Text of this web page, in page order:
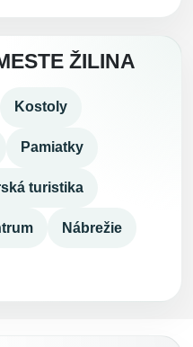
ŽILINA
Kostoly
Pamiatky
turistika
Nábrežie